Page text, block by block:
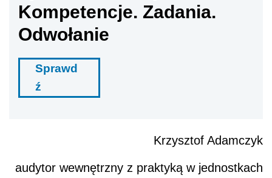
Kompetencje. Zadania.
Odwołanie
Sprawd
ź
Krzysztof Adamczyk
audytor wewnętrzny z praktyką w jednostkach